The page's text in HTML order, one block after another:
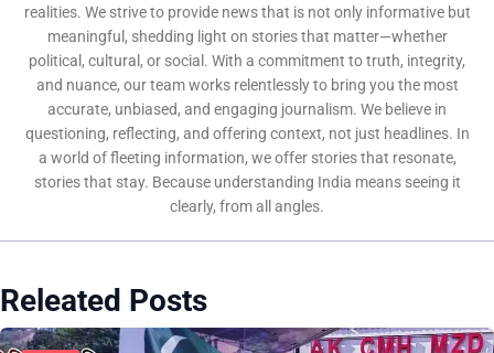
realities. We strive to provide news that is not only informative but
meaningful, shedding light on stories that matter—whether
political, cultural, or social. With a commitment to truth, integrity,
and nuance, our team works relentlessly to bring you the most
accurate, unbiased, and engaging journalism. We believe in
questioning, reflecting, and offering context, not just headlines. In
a world of fleeting information, we offer stories that resonate,
stories that stay. Because understanding India means seeing it
clearly, from all angles.
Releated Posts